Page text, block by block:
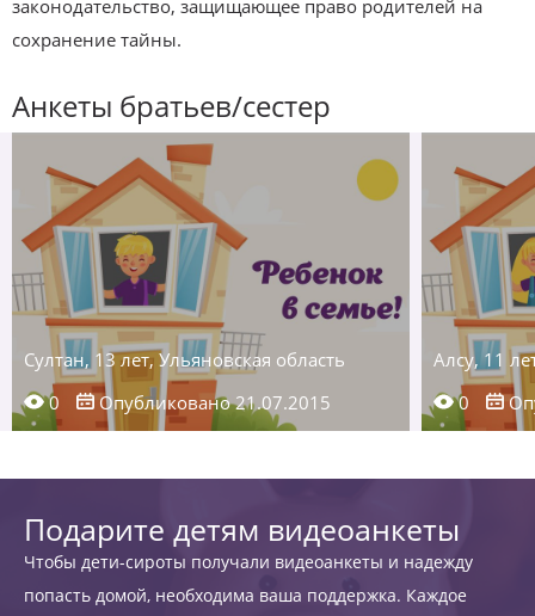
законодательство, защищающее право родителей на
сохранение тайны.
Анкеты братьев/сестер
Султан, 13 лет, Ульяновская область
0
Опубликовано 21.07.2015
Алсу, 11
0
Подарите детям видеоанкеты
Чтобы дети-сироты получали видеоанкеты и надежду
попасть домой, необходима ваша поддержка. Каждое